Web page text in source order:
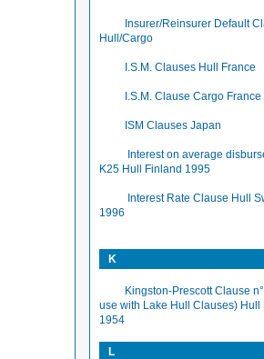
Insurer/Reinsurer Default
Hull/Cargo
I.S.M. Clauses Hull France
I.S.M. Clause Cargo
ISM Clauses Japan
Interest on average
K25 Hull Finland 1995
Interest Rate Clause Hull
1996
K
Kingston-Prescott Clause
use with Lake Hull Clauses) Hull
1954
L